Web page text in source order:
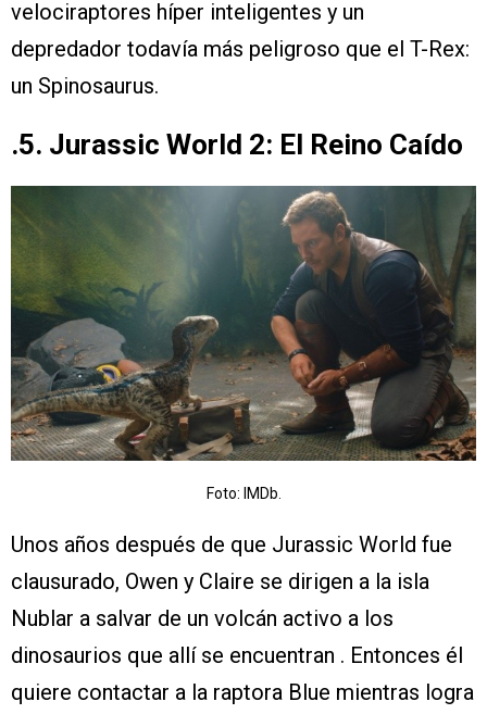
velociraptores híper inteligentes y un
depredador todavía más peligroso que el T-Rex:
un Spinosaurus.
.5. Jurassic World 2: El Reino Caído
Foto: IMDb.
Unos años después de que Jurassic World fue
clausurado, Owen y Claire se dirigen a la isla
Nublar a salvar de un volcán activo a los
dinosaurios que allí se encuentran . Entonces él
quiere contactar a la raptora Blue mientras logra